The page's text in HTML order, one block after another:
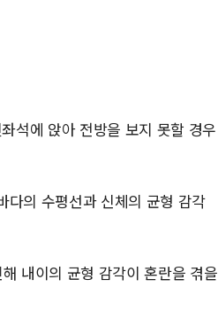
석에 앉아 전방을 보지 못할 경우
의 수평선과 신체의 균형 감각
내이의 균형 감각이 혼란을 겪을